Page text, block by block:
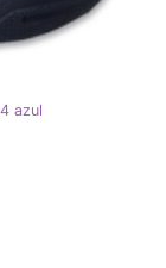
azul